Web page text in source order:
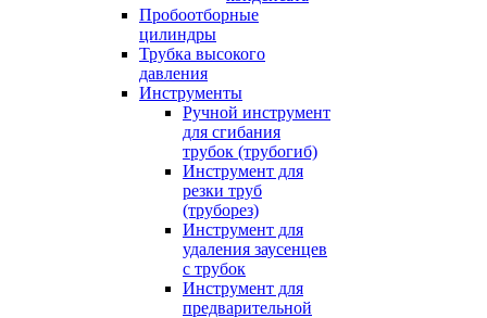
Пробоотборные
цилиндры
Трубка высокого
давления
Инструменты
Ручной инструмент
для сгибания
трубок (трубогиб)
Инструмент для
резки труб
(труборез)
Инструмент для
удаления заусенцев
с трубок
Инструмент для
предварительной